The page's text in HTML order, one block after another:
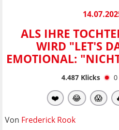
ALS IHRE
WIRD "LET'S
EMOTIONAL:
4.487Klicks 0
❤️ 😂 😱
Von Frederick Rook